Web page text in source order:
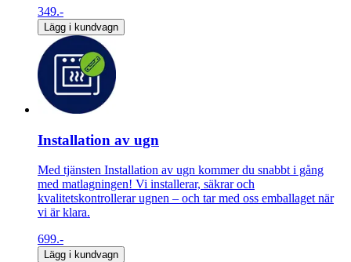
349.-
Lägg i kundvagn
Installation av ugn
Med tjänsten Installation av ugn kommer du snabbt i gång
med matlagningen! Vi installerar, säkrar och
kvalitetskontrollerar ugnen – och tar med oss emballaget när
vi är klara.
699.-
Lägg i kundvagn